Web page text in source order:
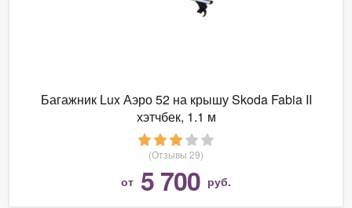
Багажник Lux Аэро 52 на крышу Skoda Fabia II
хэтчбек, 1.1 м
(Отзывы 29)
от 5 700 руб.